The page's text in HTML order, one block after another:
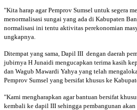
"Kita harap agar Pemprov Sumsel untuk segera
menormalisasi sungai yang ada di Kabupaten
normalisasi ini tentu aktivitas perekonomian
ungkapnya.
Ditempat yang sama, Dapil III dengan daerah
jubirnya H Junaidi mengucapkan terima kasih
dan Wagub Mawardi Yahya yang telah
Pemprov Sumsel yang bersifat khusus ke
"Kami mengharapkan agar bantuan bersifat
kembali ke dapil III sehingga pembangunan akan